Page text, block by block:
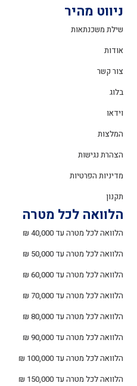
ניווט מהיר
שילת משכנתאות
אודות
צור קשר
בלוג
וידאו
המלצות
הצהרת נגישות
מדיניות הפרטיות
תקנון
הלוואה לכל מטרה
הלוואה לכל מטרה עד 40,000 ₪
הלוואה לכל מטרה עד 50,000 ₪
הלוואה לכל מטרה עד 60,000 ₪
הלוואה לכל מטרה עד 70,000 ₪
הלוואה לכל מטרה עד 80,000 ₪
הלוואה לכל מטרה עד 90,000 ₪
הלוואה לכל מטרה עד 100,000 ₪
הלוואה לכל מטרה עד 150,000 ₪